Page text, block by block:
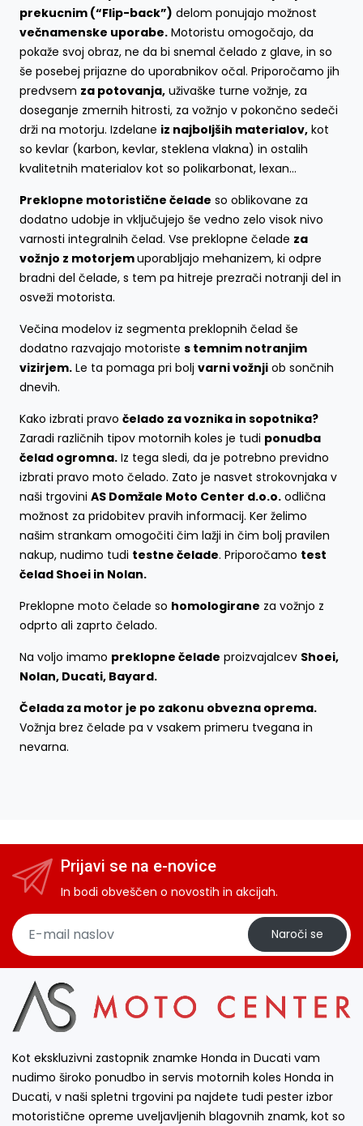
prekucnim (“Flip-back”) delom ponujajo možnost
večnamenske uporabe. Motoristu omogočajo, da
pokaže svoj obraz, ne da bi snemal čelado z glave, in so
še posebej prijazne do uporabnikov očal. Priporočamo jih
predvsem za potovanja, uživaške turne vožnje, za
doseganje zmernih hitrosti, za vožnjo v pokončno sedeči
drži na motorju. Izdelane iz najboljših materialov, kot
so kevlar (karbon, kevlar, steklena vlakna) in ostalih
kvalitetnih materialov kot so polikarbonat, lexan…
Preklopne motoristične čelade so oblikovane za
dodatno udobje in vključujejo še vedno zelo visok nivo
varnosti integralnih čelad. Vse preklopne čelade za
vožnjo z motorjemuporabljajo mehanizem, ki odpre
bradni del čelade, s tem pa hitreje prezrači notranji del in
osveži motorista.
Večina modelov iz segmenta preklopnih čelad še
dodatno razvajajo motoriste s temnim notranjim
vizirjem. Le ta pomaga pri bolj varni vožnji ob sončnih
dnevih.
Kako izbrati pravo čelado za voznika in sopotnika?
Zaradi različnih tipov motornih koles je tudi ponudba
čelad ogromna. Iz tega sledi, da je potrebno previdno
izbrati pravo moto čelado. Zato je nasvet strokovnjaka v
naši trgovini AS Domžale Moto Center d.o.o. odlična
možnost za pridobitev pravih informacij. Ker želimo
našim strankam omogočiti čim lažji in čim bolj pravilen
nakup, nudimo tudi testne čelade. Priporočamo test
čelad Shoei in Nolan.
Preklopne moto čelade so homologirane za vožnjo z
odprto ali zaprto čelado.
Na voljo imamo preklopne čelade proizvajalcev Shoei,
Nolan, Ducati, Bayard.
Čelada za motor je po zakonu obvezna oprema.
Vožnja brez čelade pa v vsakem primeru tvegana in
nevarna.
Prijavi se na e-novice
In bodi obveščen o novostih in akcijah.
Naroči se
Kot ekskluzivni zastopnik znamke Honda in Ducati vam
nudimo široko ponudbo in servis motornih koles Honda in
Ducati, v naši spletni trgovini pa najdete tudi pester izbor
motoristične opreme uveljavljenih blagovnih znamk, kot so